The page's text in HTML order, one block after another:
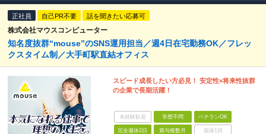
正社員 自己PR不要 話を聞きたい応募可
株式会社マウスコンピューター
知名度抜群“mouse”のSNS運用担当／週4日在宅勤務OK／フレッ
クスタイム制／大手町駅直結オフィス
スピード成長したい方必見！ 安定性×将来性抜群
の企業で長期活躍！
未経験歓迎 学歴不問 ベテランOK
完全週休2日 賞与複数月 面接1回